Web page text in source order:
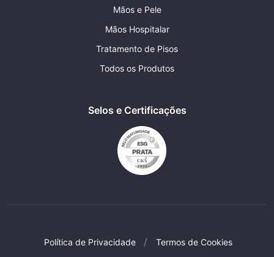
Mãos e Pele
Mãos Hospitalar
Tratamento de Pisos
Todos os Produtos
Selos e Certificações
Política de Privacidade Termos de Cookies